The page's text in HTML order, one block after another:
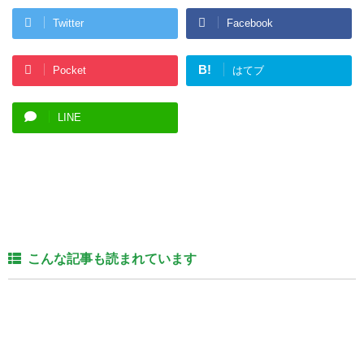
Twitter Facebook
Pocket B! はてブ
LINE
こんな記事も読まれています